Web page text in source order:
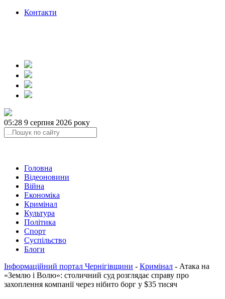
Контакти
05:28 9 серпня 2026 року
Головна
Відеоновини
Війна
Економіка
Кримінал
Культура
Політика
Спорт
Суспільство
Блоги
Інформаційний портал Чернігівщини - Кримінал - Атака на
«Землю і Волю»: столичний суд розглядає справу про
захоплення компанії через нібито борг у $35 тисяч